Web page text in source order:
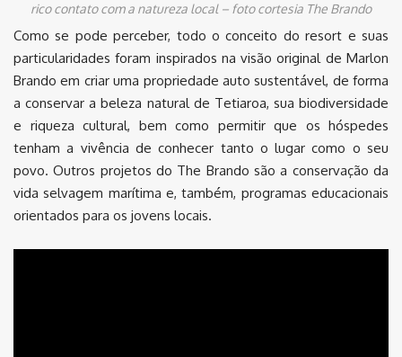
rico contato com a natureza local – foto cortesia The Brando
Como se pode perceber, todo o conceito do resort e suas
particularidades foram inspirados na visão original de Marlon
Brando em criar uma propriedade auto sustentável, de forma
a conservar a beleza natural de Tetiaroa, sua biodiversidade
e riqueza cultural, bem como permitir que os hóspedes
tenham a vivência de conhecer tanto o lugar como o seu
povo. Outros projetos do The Brando são a conservação da
vida selvagem marítima e, também, programas educacionais
orientados para os jovens locais.